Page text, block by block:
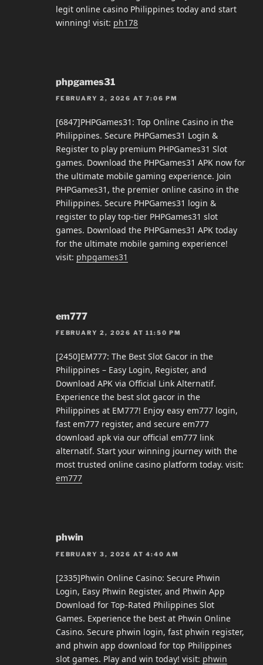
legit online casino Philippines today and start
winning! visit: ph178
phpgames31
FEBRUARY 2, 2026 AT 7:06 PM
[6847]PHPGames31: Top Online Casino in the
Philippines. Secure PHPGames31 Login &
Register to play premium PHPGames31 Slot
games. Download the PHPGames31 APK now for
the ultimate mobile gaming experience. Join
PHPGames31, the premier online casino in the
Philippines. Secure PHPGames31 login &
register to play top-tier PHPGames31 slot
games. Download the PHPGames31 APK today
for the ultimate mobile gaming experience!
visit: phpgames31
em777
FEBRUARY 2, 2026 AT 11:50 PM
[2450]EM777: The Best Slot Gacor in the
Philippines – Easy Login, Register, and
Download APK via Official Link Alternatif.
Experience the best slot gacor in the
Philippines at EM777! Enjoy easy em777 login,
fast em777 register, and secure em777
download apk via our official em777 link
alternatif. Start your winning journey with the
most trusted online casino platform today. visit:
em777
phwin
FEBRUARY 3, 2026 AT 4:40 AM
[2335]Phwin Online Casino: Secure Phwin
Login, Easy Phwin Register, and Phwin App
Download for Top-Rated Philippines Slot
Games. Experience the best at Phwin Online
Casino. Secure phwin login, fast phwin register,
and phwin app download for top Philippines
slot games. Play and win today! visit: phwin